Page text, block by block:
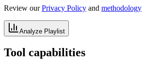
Review our Privacy Policy and methodology
Analyze Playlist
Tool capabilities